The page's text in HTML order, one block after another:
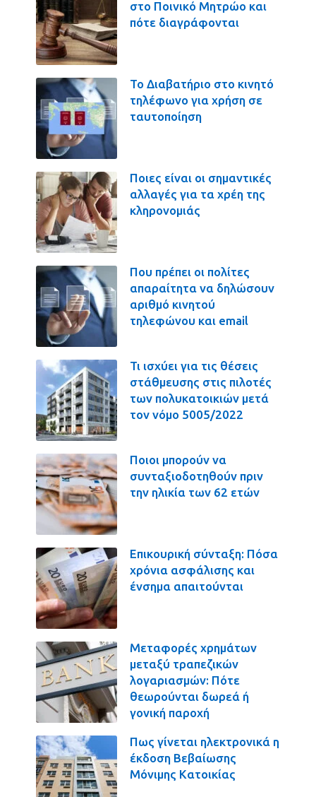
στο Ποινικό Μητρώο και
πότε διαγράφονται
Το Διαβατήριο στο κινητό
τηλέφωνο για χρήση σε
ταυτοποίηση
Ποιες είναι οι σημαντικές
αλλαγές για τα χρέη της
κληρονομιάς
Που πρέπει οι πολίτες
απαραίτητα να δηλώσουν
αριθμό κινητού
τηλεφώνου και email
Τι ισχύει για τις θέσεις
στάθμευσης στις πιλοτές
των πολυκατοικιών μετά
τον νόμο 5005/2022
Ποιοι μπορούν να
συνταξιοδοτηθούν πριν
την ηλικία των 62 ετών
Επικουρική σύνταξη: Πόσα
χρόνια ασφάλισης και
ένσημα απαιτούνται
Μεταφορές χρημάτων
μεταξύ τραπεζικών
λογαριασμών: Πότε
θεωρούνται δωρεά ή
γονική παροχή
Πως γίνεται ηλεκτρονικά η
έκδοση Βεβαίωσης
Μόνιμης Κατοικίας